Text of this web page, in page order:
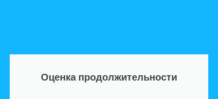
Оценка продолжительности